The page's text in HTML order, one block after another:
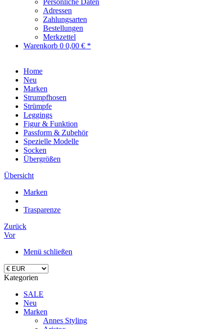
Persönliche Daten
Adressen
Zahlungsarten
Bestellungen
Merkzettel
Warenkorb 0 0,00 € *
Home
Neu
Marken
Strumpfhosen
Strümpfe
Leggings
Figur & Funktion
Passform & Zubehör
Spezielle Modelle
Socken
Übergrößen
Übersicht
Marken
Trasparenze
Zurück
Vor
Menü schließen
Kategorien
SALE
Neu
Marken
Annes Styling